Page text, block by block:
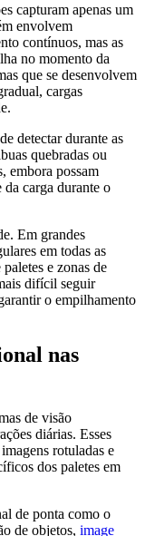
capturam apenas um
envolvem
contínuos, mas as
no momento da
que se desenvolvem
cargas
detectar durante as
quebradas ou
embora possam
da carga durante o
Em grandes
em todas as
e zonas de
difícil seguir
o empilhamento
nas
de visão
diárias. Esses
rotuladas e
dos paletes em
de ponta como o
de objetos, image